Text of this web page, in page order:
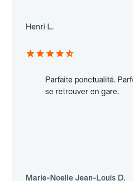
Henri L.
Parfaite ponctualité.
se retrouver en gare.
Marie-Noelle Jean-Louis D.